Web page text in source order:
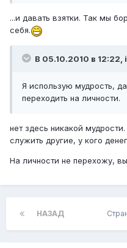
...и давать взятки. Так мы
себя.
В 05.10.2010 в 12:22,
Я использую мудрость,
переходить на личности.
нет здесь никакой
служить другие, у кого
На личности не перехожу,
НАЗАД